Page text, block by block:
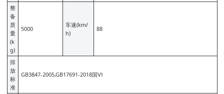
整
备
质
量
(k
g)
5000
车速(km/
h)
88
排
放
标
准
GB3847-2005,GB17691-2018国Ⅵ